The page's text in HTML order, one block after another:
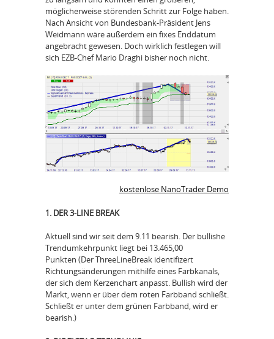
möglicherweise störenden Schritt zur Folge haben.
Nach Ansicht von Bundesbank-Präsident Jens
Weidmann wäre außerdem ein fixes Enddatum
angebracht gewesen. Doch wirklich festlegen will
sich EZB-Chef Mario Draghi bisher noch nicht.
kostenlose NanoTrader Demo
1. DER 3-LINE BREAK
Aktuell sind wir seit dem 9.11 bearish. Der bullishe
Trendumkehrpunkt liegt bei 13.465,00
Punkten (Der ThreeLineBreak identifizert
Richtungsänderungen mithilfe eines Farbkanals,
der sich dem Kerzenchart anpasst. Bullish wird der
Markt, wenn er über dem roten Farbband schließt.
Schließt er unter dem grünen Farbband, wird er
bearish.)